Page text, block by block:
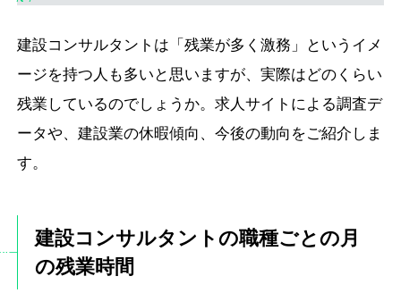
建設コンサルタントは「残業が多く激務」というイメ
ージを持つ人も多いと思いますが、実際はどのくらい
残業しているのでしょうか。求人サイトによる調査デ
ータや、建設業の休暇傾向、今後の動向をご紹介しま
す。
建設コンサルタントの職種ごとの月
の残業時間